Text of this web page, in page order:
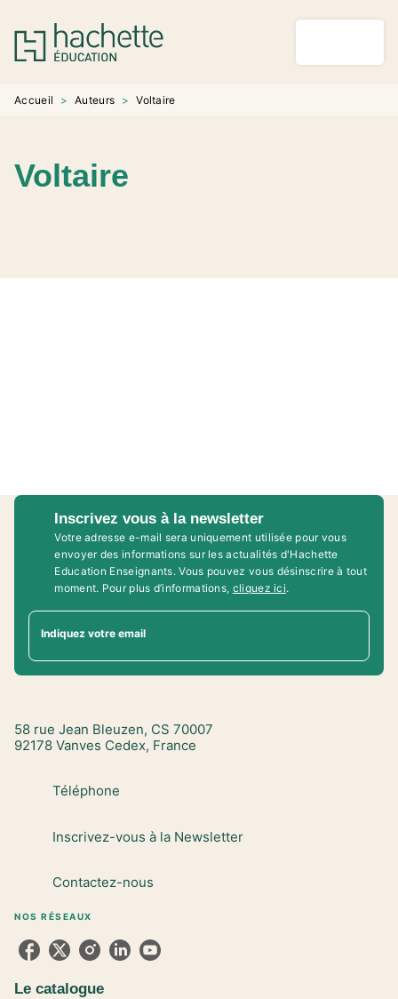
MENU RECHERCHE
PIED DE PAGE
Accueil > Auteurs > Voltaire
Voltaire
Inscrivez vous à la newsletter
Votre adresse e-mail sera uniquement utilisée pour vous
envoyer des informations sur les actualités d'Hachette
Education Enseignants. Vous pouvez vous désinscrire à tout
moment. Pour plus d’informations, cliquez ici.
Indiquez votre email
58 rue Jean Bleuzen, CS 70007
92178 Vanves Cedex, France
Téléphone
Inscrivez-vous à la Newsletter
Contactez-nous
NOS RÉSEAUX
Le catalogue